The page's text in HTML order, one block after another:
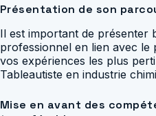
Présentation de son
Il est important de présenter
professionnel en lien avec le
vos expériences les plus
Tableautiste en industrie
Mise en avant des